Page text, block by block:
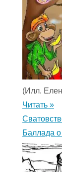
(Илл.
Читать »
Баллада о